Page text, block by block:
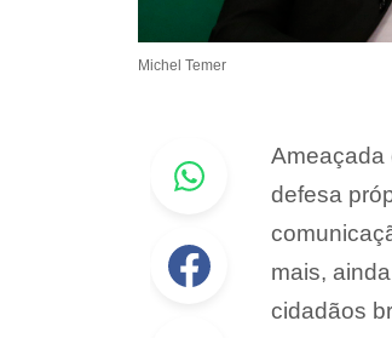
Michel Temer
Whastapp
Facebook
Ameaçada
defesa
mais,
cidadãos